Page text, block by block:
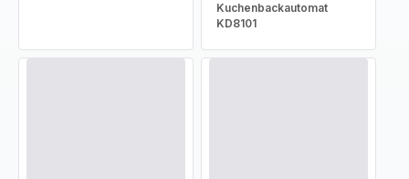
Kuchenbackautomat
KD8101